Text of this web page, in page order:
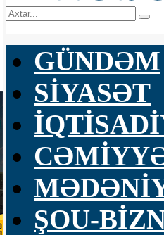
GÜNDƏM
SİYASƏT
ŞOU-